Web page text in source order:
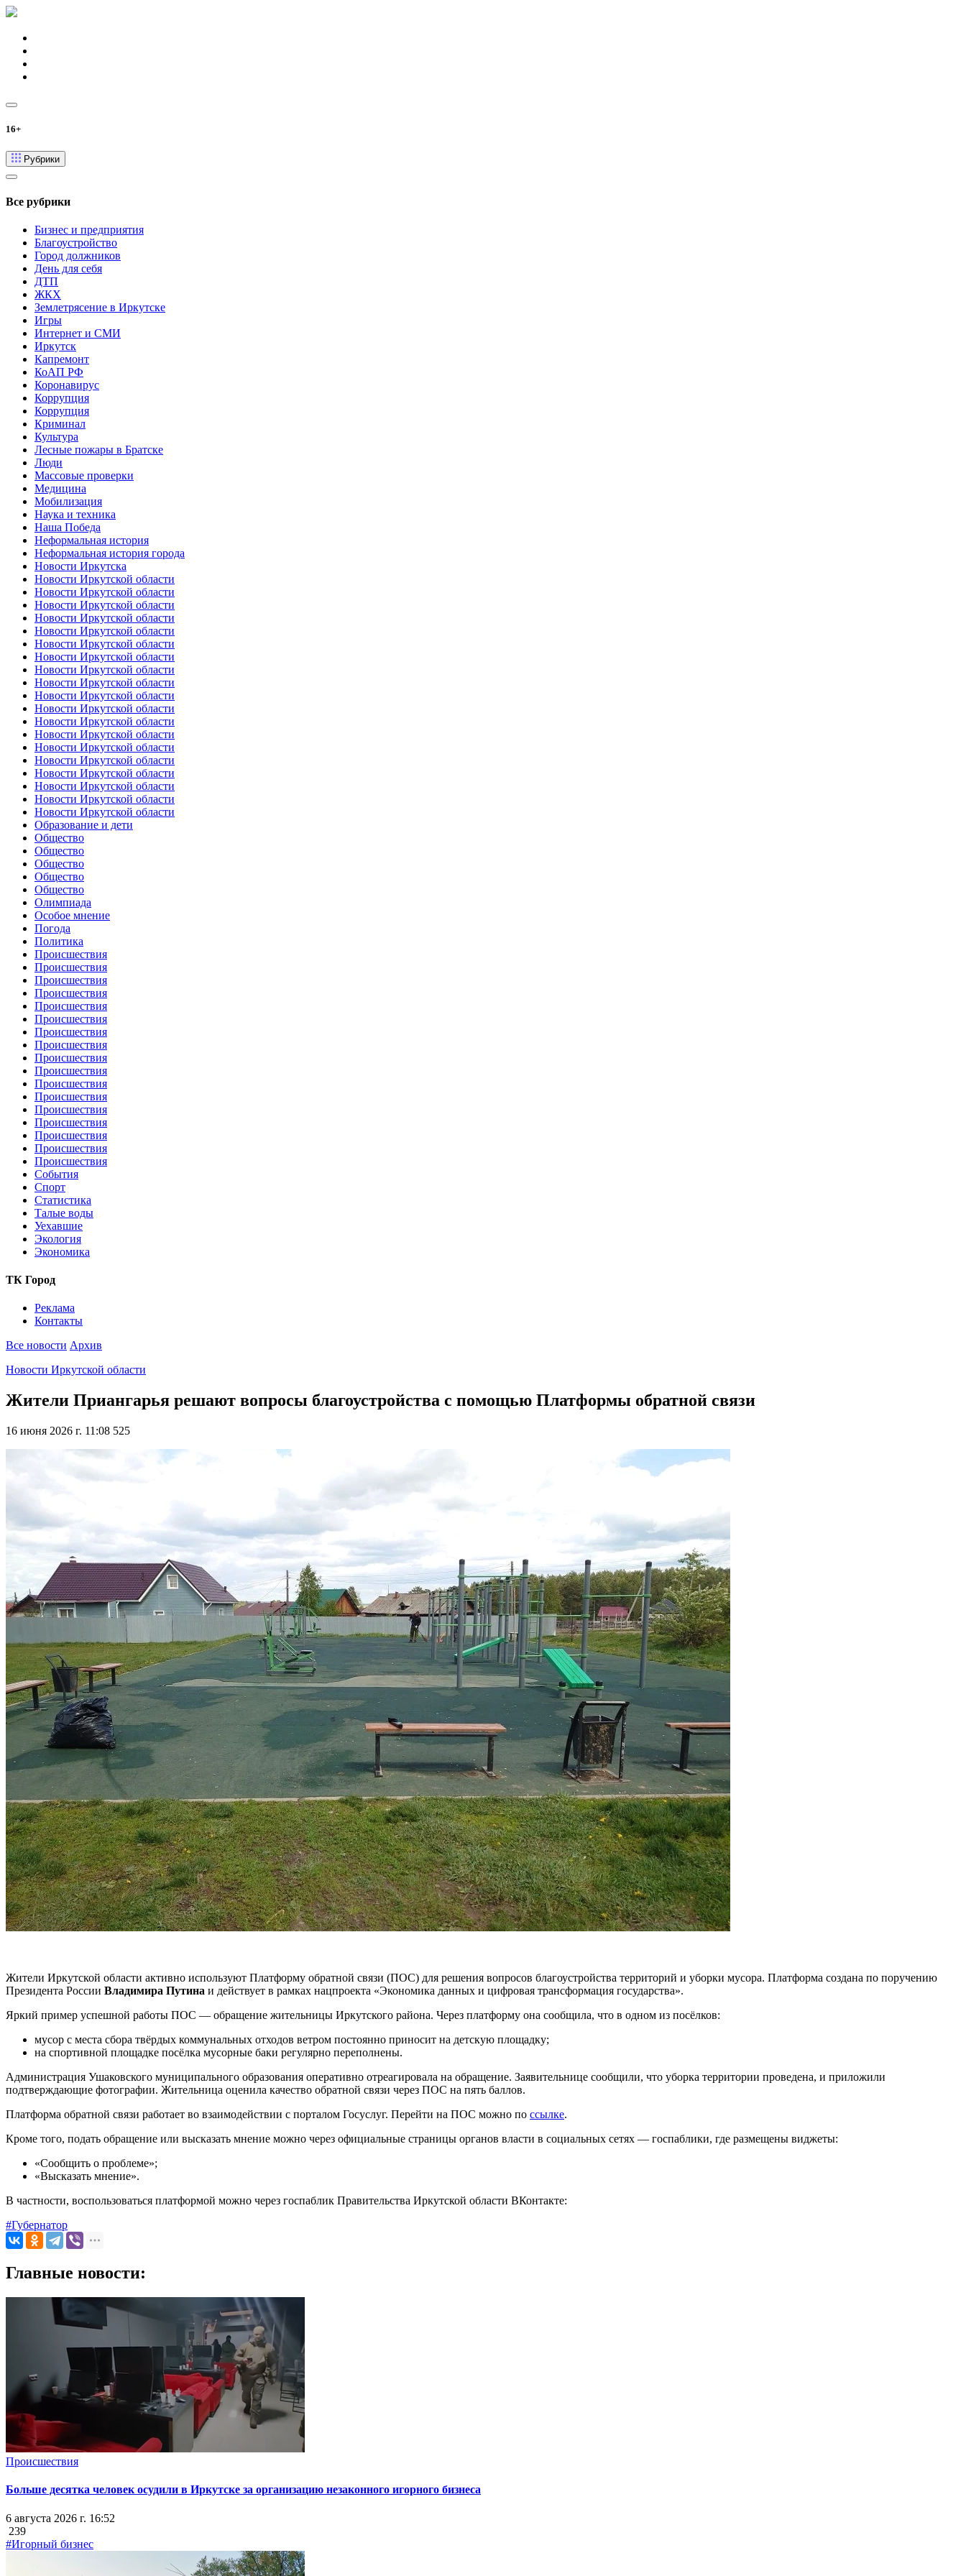
16+
Рубрики
Все рубрики
Бизнес и предприятия
Благоустройство
Город должников
День для себя
ДТП
ЖКХ
Землетрясение в Иркутске
Игры
Интернет и СМИ
Иркутск
Капремонт
КоАП РФ
Коронавирус
Коррупция
Коррупция
Криминал
Культура
Лесные пожары в Братске
Люди
Массовые проверки
Медицина
Мобилизация
Наука и техника
Наша Победа
Неформальная история
Неформальная история города
Новости Иркутска
Новости Иркутской области
Новости Иркутской области
Новости Иркутской области
Новости Иркутской области
Новости Иркутской области
Новости Иркутской области
Новости Иркутской области
Новости Иркутской области
Новости Иркутской области
Новости Иркутской области
Новости Иркутской области
Новости Иркутской области
Новости Иркутской области
Новости Иркутской области
Новости Иркутской области
Новости Иркутской области
Новости Иркутской области
Новости Иркутской области
Новости Иркутской области
Образование и дети
Общество
Общество
Общество
Общество
Общество
Олимпиада
Особое мнение
Погода
Политика
Происшествия
Происшествия
Происшествия
Происшествия
Происшествия
Происшествия
Происшествия
Происшествия
Происшествия
Происшествия
Происшествия
Происшествия
Происшествия
Происшествия
Происшествия
Происшествия
Происшествия
События
Спорт
Статистика
Талые воды
Уехавшие
Экология
Экономика
ТК Город
Реклама
Контакты
Все новости Архив
Новости Иркутской области
Жители Приангарья решают вопросы благоустройства с помощью Платформы обратной связи
16 июня 2026 г. 11:08 525
Жители Иркутской области активно используют Платформу обратной связи (ПОС) для решения вопросов благоустройства территорий и уборки мусора. Платформа создана по поручению
Президента России Владимира Путина и действует в рамках нацпроекта «Экономика данных и цифровая трансформация государства».
Яркий пример успешной работы ПОС — обращение жительницы Иркутского района. Через платформу она сообщила, что в одном из посёлков:
мусор с места сбора твёрдых коммунальных отходов ветром постоянно приносит на детскую площадку;
на спортивной площадке посёлка мусорные баки регулярно переполнены.
Администрация Ушаковского муниципального образования оперативно отреагировала на обращение. Заявительнице сообщили, что уборка территории проведена, и приложили
подтверждающие фотографии. Жительница оценила качество обратной связи через ПОС на пять баллов.
Платформа обратной связи работает во взаимодействии с порталом Госуслуг. Перейти на ПОС можно по ссылке.
Кроме того, подать обращение или высказать мнение можно через официальные страницы органов власти в социальных сетях — госпаблики, где размещены виджеты:
«Сообщить о проблеме»;
«Высказать мнение».
В частности, воспользоваться платформой можно через госпаблик Правительства Иркутской области ВКонтакте:
#Губернатор
Главные новости:
Происшествия
Больше десятка человек осудили в Иркутске за организацию незаконного игорного бизнеса
6 августа 2026 г. 16:52
239
#Игорный бизнес